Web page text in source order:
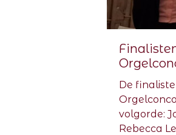
De
volgorde:
Rebecca